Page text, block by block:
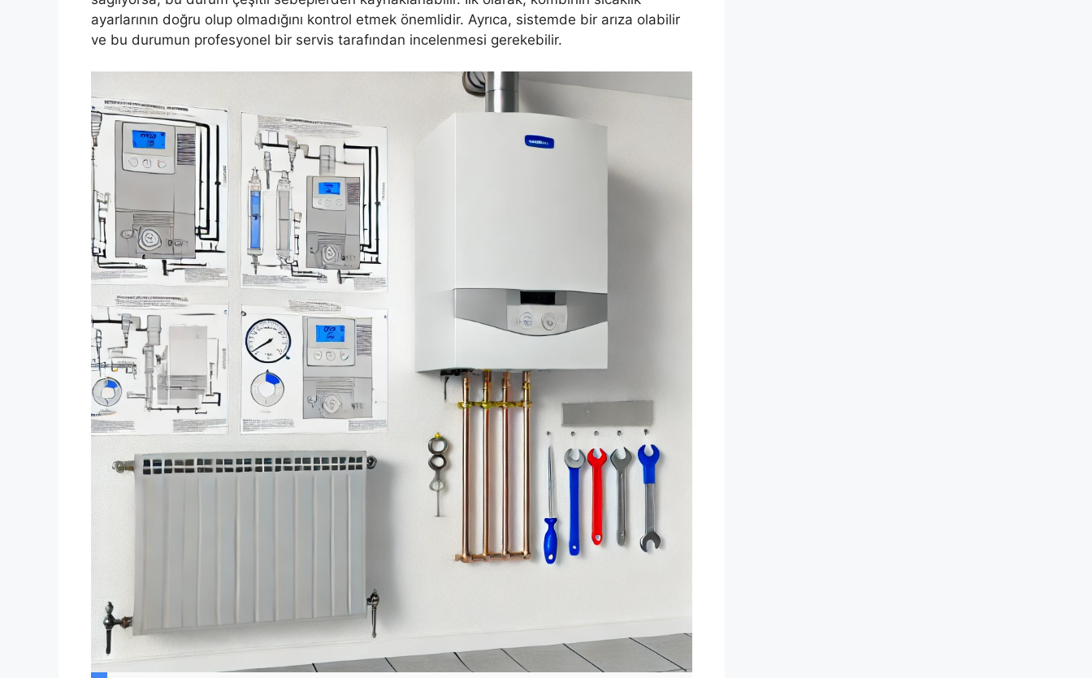
ayarlarının doğru olup olmadığını kontrol etmek önemlidir. Ayrıca, sistemde bir arıza olabilir
ve bu durumun profesyonel bir servis tarafından incelenmesi gerekebilir.